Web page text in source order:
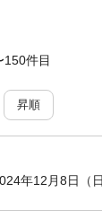
件目
昇順
年12月8日（日